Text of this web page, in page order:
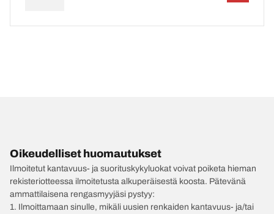
Oikeudelliset huomautukset
Ilmoitetut kantavuus- ja suorituskykyluokat voivat poiketa hieman
rekisteriotteessa ilmoitetusta alkuperäisestä koosta. Pätevänä
ammattilaisena rengasmyyjäsi pystyy:
1. Ilmoittamaan sinulle, mikäli uusien renkaiden kantavuus- ja/tai